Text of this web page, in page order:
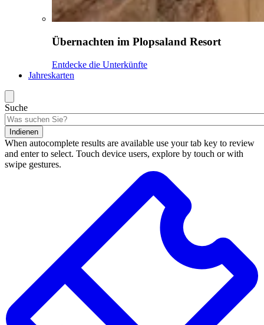
Übernachten im Plopsaland Resort
Entdecke die Unterkünfte
Jahreskarten
Suche
Indienen
When autocomplete results are available use your tab key to review
and enter to select. Touch device users, explore by touch or with
swipe gestures.